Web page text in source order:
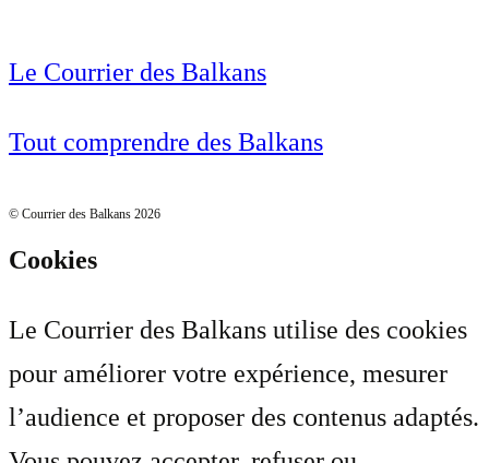
Le Courrier des Balkans
Tout comprendre des Balkans
© Courrier des Balkans 2026
Cookies
Le Courrier des Balkans utilise des cookies
pour améliorer votre expérience, mesurer
l’audience et proposer des contenus adaptés.